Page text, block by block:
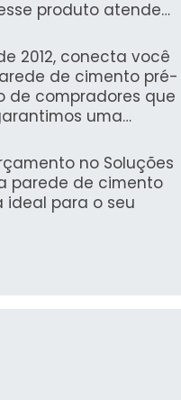
produto atende
e reduzindo custos.
2012, conecta você
de cimento pré-
de compradores que
uma
no Soluções
parede de cimento
para o seu